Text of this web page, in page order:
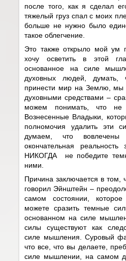
после того, как я сделал
тяжелый груз спал с моих
больше не нужно было
такое облегчение.
Это также открыло мой ум
хочу осветить в этой
основанное на силе
духовных людей, думать,
принести мир на Землю, мы
духовными средствами –
можем понимать, что
Вознесенные Владыки,
полномочия удалить
думаем, что
окончательная
НИКОГДА не победите
ними.
Причина заключается в том,
говорил Эйнштейн –
самом состоянии,
можете сразить темные
основанном на силе
силы существуют как
силе мышления. Суровый
что все, что вы делаете,
силе мышлении, на самом